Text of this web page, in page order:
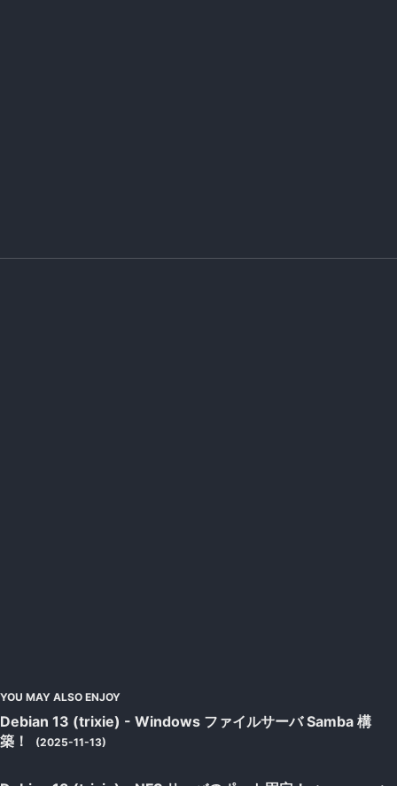
YOU MAY ALSO ENJOY
Debian 13 (trixie) - Windows ファイルサーバ Samba 構
築！
(2025-11-13)